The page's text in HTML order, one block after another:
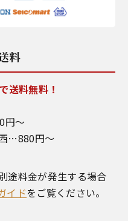
料
送料無料！
円～
…880円～
途料金が発生する場合
イドをご覧ください。